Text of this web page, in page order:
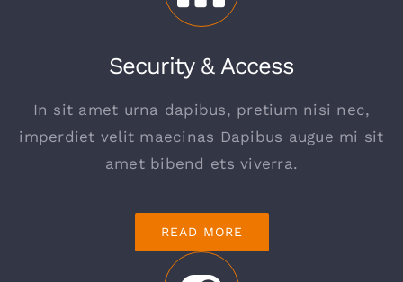
Security & Access
In sit amet urna dapibus, pretium nisi nec,
imperdiet velit maecinas Dapibus augue mi sit
amet bibend ets viverra.
READ MORE